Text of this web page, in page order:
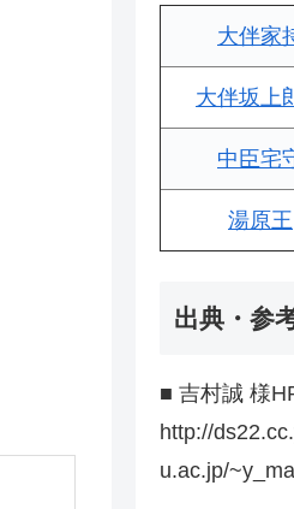
大伴家
大伴坂上
中臣宅
湯原王
出典・参
■ 吉村誠 様
http://
u.ac.jp/